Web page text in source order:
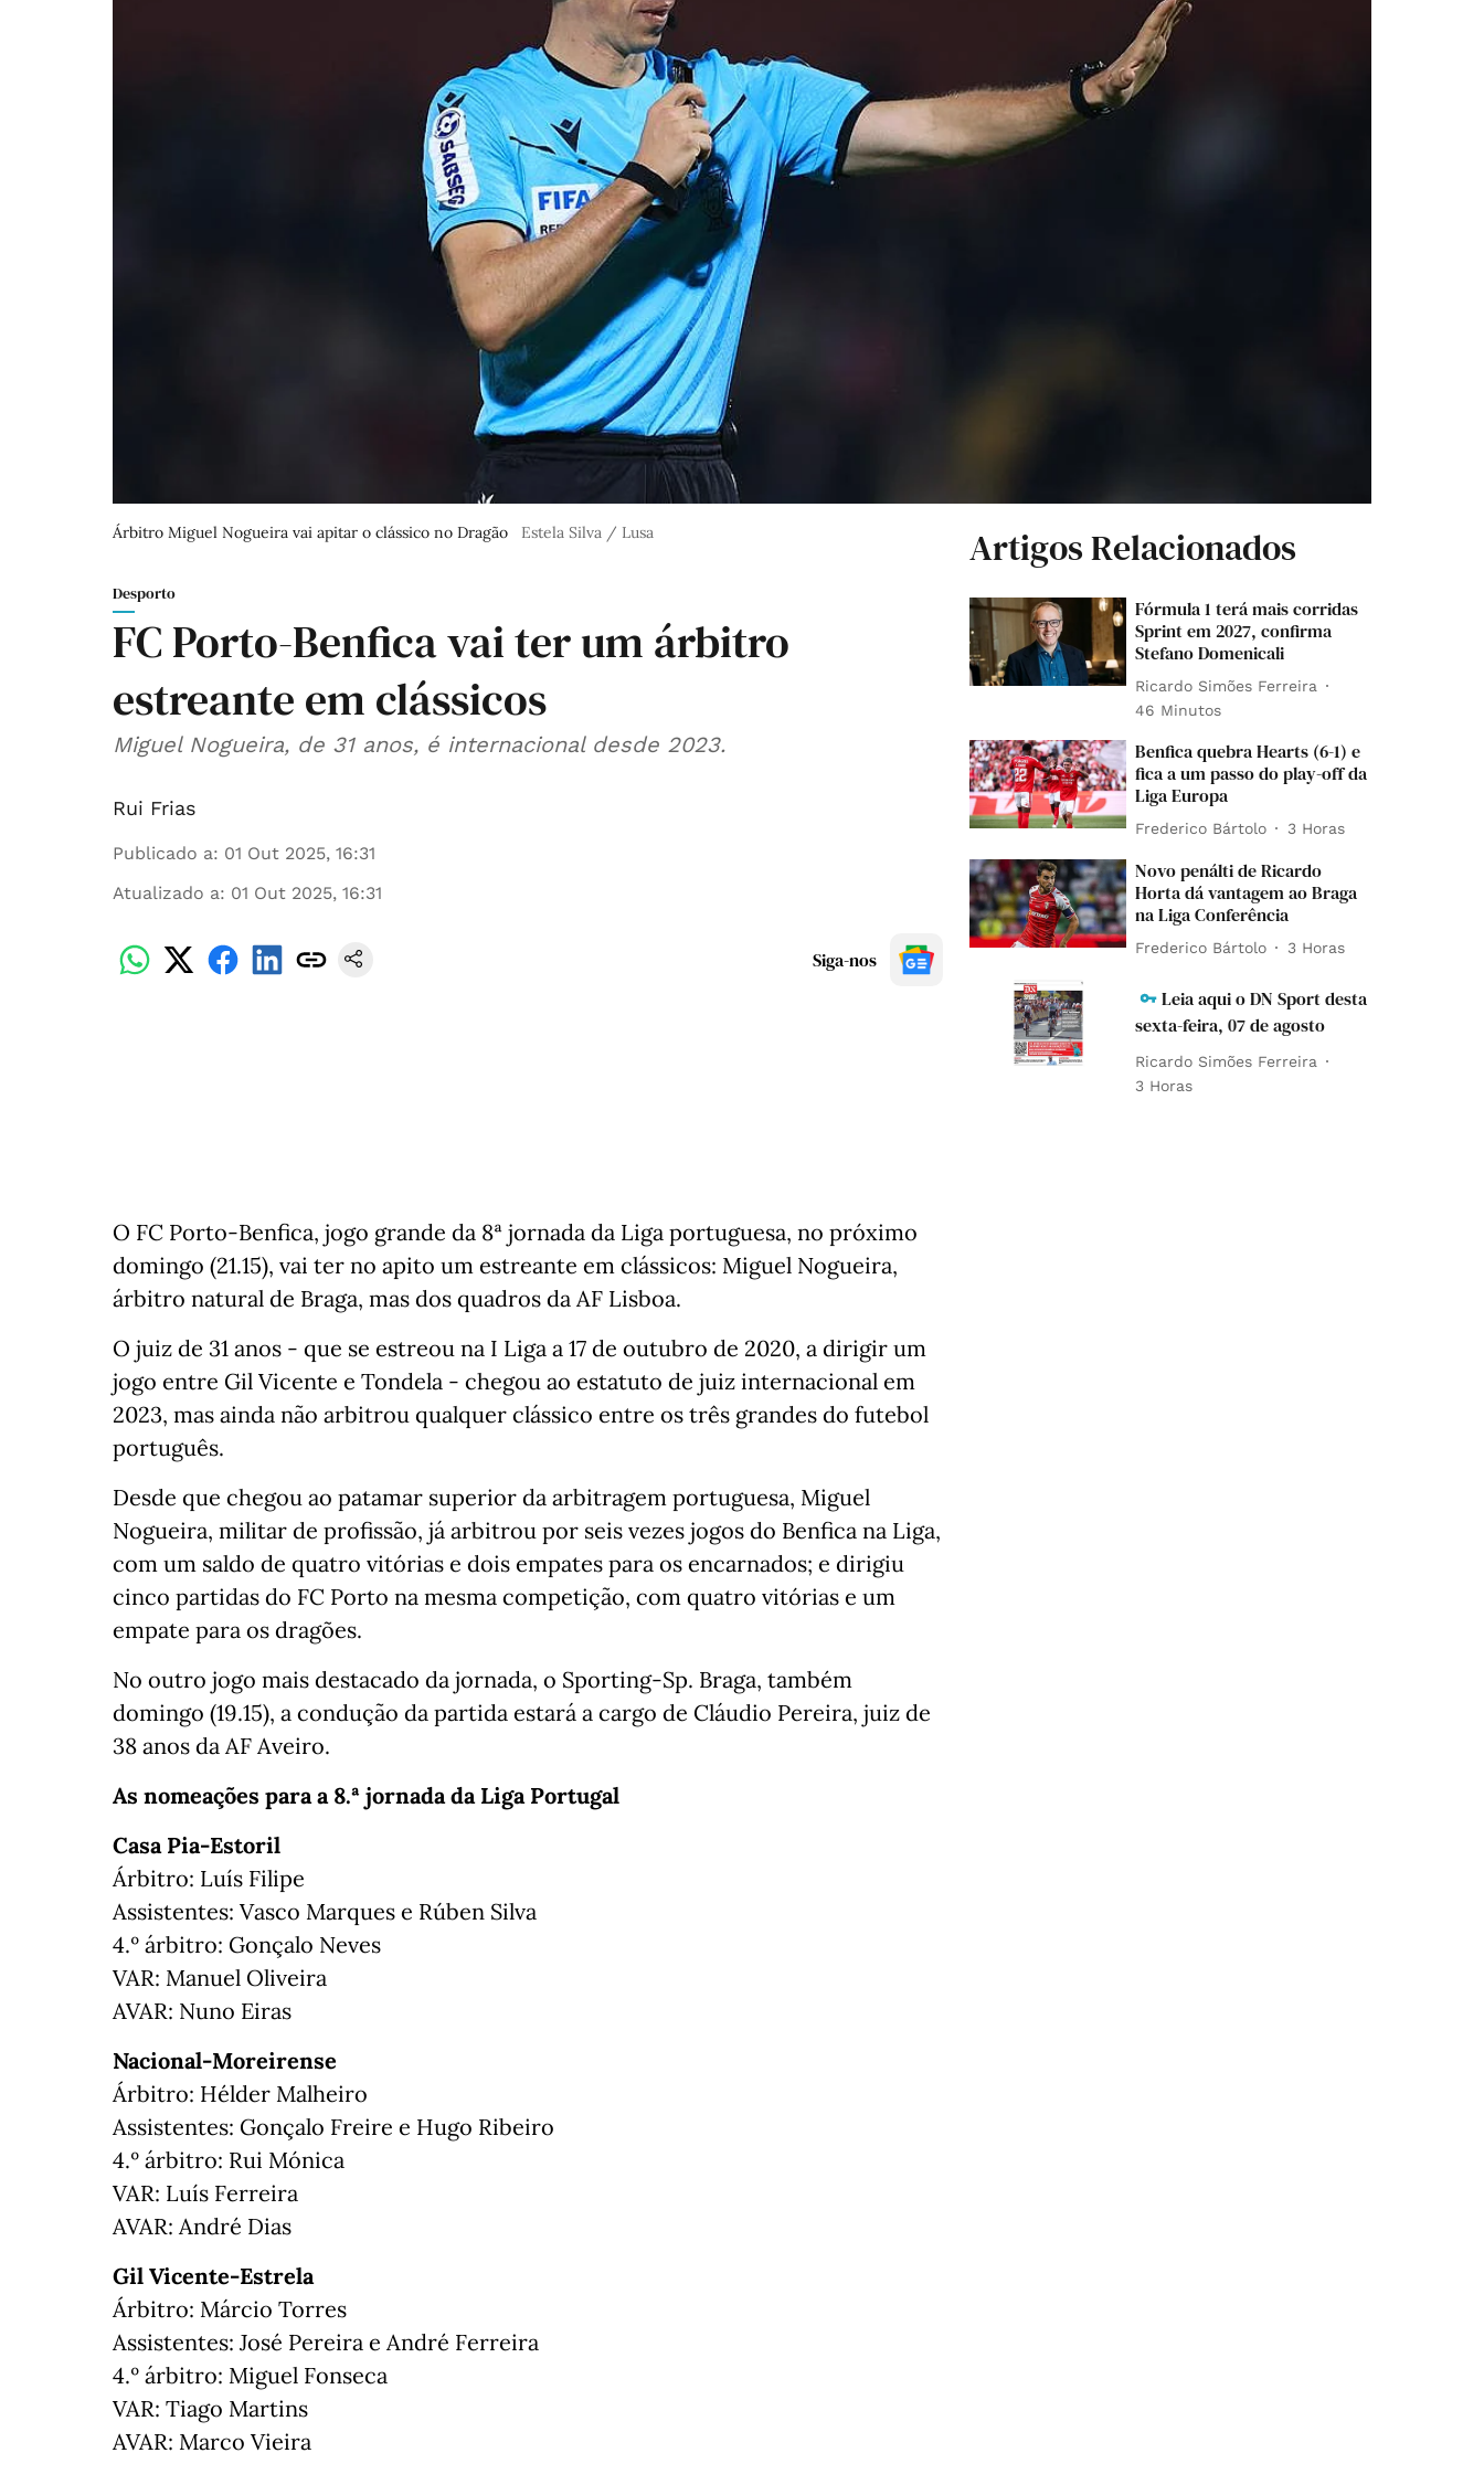
Árbitro Miguel Nogueira vai apitar o clássico no Dragão Estela Silva / Lusa
Desporto
FC Porto-Benfica vai ter um árbitro
estreante em clássicos
Miguel Nogueira, de 31 anos, é internacional desde 2023.
Rui Frias
Publicado a: 01 Out 2025, 16:31
Atualizado a: 01 Out 2025, 16:31
Siga-nos
O FC Porto-Benfica, jogo grande da 8ª jornada da Liga portuguesa, no próximo
domingo (21.15), vai ter no apito um estreante em clássicos: Miguel Nogueira,
árbitro natural de Braga, mas dos quadros da AF Lisboa.
O juiz de 31 anos - que se estreou na I Liga a 17 de outubro de 2020, a dirigir um
jogo entre Gil Vicente e Tondela - chegou ao estatuto de juiz internacional em
2023, mas ainda não arbitrou qualquer clássico entre os três grandes do futebol
português.
Desde que chegou ao patamar superior da arbitragem portuguesa, Miguel
Nogueira, militar de profissão, já arbitrou por seis vezes jogos do Benfica na Liga,
com um saldo de quatro vitórias e dois empates para os encarnados; e dirigiu
cinco partidas do FC Porto na mesma competição, com quatro vitórias e um
empate para os dragões.
No outro jogo mais destacado da jornada, o Sporting-Sp. Braga, também
domingo (19.15), a condução da partida estará a cargo de Cláudio Pereira, juiz de
38 anos da AF Aveiro.
As nomeações para a 8.ª jornada da Liga Portugal
Casa Pia-Estoril
Árbitro: Luís Filipe
Assistentes: Vasco Marques e Rúben Silva
4.º árbitro: Gonçalo Neves
VAR: Manuel Oliveira
AVAR: Nuno Eiras
Nacional-Moreirense
Árbitro: Hélder Malheiro
Assistentes: Gonçalo Freire e Hugo Ribeiro
4.º árbitro: Rui Mónica
VAR: Luís Ferreira
AVAR: André Dias
Gil Vicente-Estrela
Árbitro: Márcio Torres
Assistentes: José Pereira e André Ferreira
4.º árbitro: Miguel Fonseca
VAR: Tiago Martins
AVAR: Marco Vieira
Artigos Relacionados
Fórmula 1 terá mais corridas
Sprint em 2027, confirma
Stefano Domenicali
Ricardo Simões Ferreira
46 Minutos
Benfica quebra Hearts (6-1) e
fica a um passo do play-off da
Liga Europa
Frederico Bártolo 3 Horas
Novo penálti de Ricardo
Horta dá vantagem ao Braga
na Liga Conferência
Frederico Bártolo 3 Horas
Leia aqui o DN Sport desta
sexta-feira, 07 de agosto
Ricardo Simões Ferreira
3 Horas